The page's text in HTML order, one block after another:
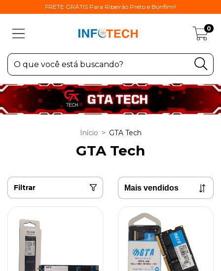
FRETE GRÁTIS Para Ribeirão Preto e Bonfim!!
0
Início > GTA Tech
GTA Tech
Filtrar